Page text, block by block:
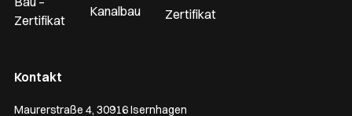
Kontakt
Maurerstraße 4, 30916 Isernhagen